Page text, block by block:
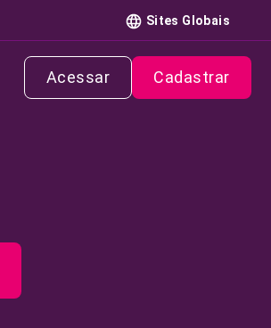
Sites Globais
Acessar Cadastrar